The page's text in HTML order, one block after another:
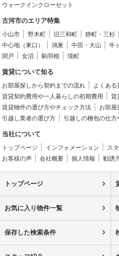
ウォークインクローゼット
古河市のエリア特集
小山市 野木町 旧三和町 静町・三杉
中心地（東口）
鴻巣 中田・大山 牛
関戸
女沼 駒羽根 境町
賃貸について知る
お部屋探しから契約までの流れ よくある
賃貸契約費用や一人暮らしの初期費用
賃
賃貸物件の選び方やチェック方法
お部屋
引越し業者の選び方
引越しの梱包の仕方
当社について
トップページ インフォメーション ス
お客様の声
会社概要 個人情報 勧誘
トップページ
お気に入り物件一覧
保存した検索条件